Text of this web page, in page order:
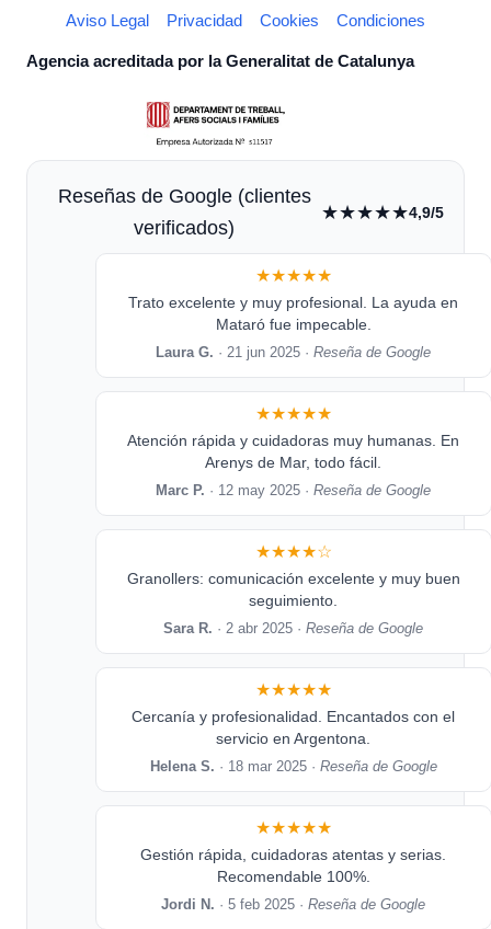
Aviso Legal Privacidad Cookies Condiciones
Agencia acreditada por la Generalitat de Catalunya
Reseñas de Google (clientes
verificados)
★★★★★4,9/5
★★★★★
Trato excelente y muy profesional. La ayuda en
Mataró fue impecable.
Laura G. · 21 jun 2025 ·Reseña de Google
★★★★★
Atención rápida y cuidadoras muy humanas. En
Arenys de Mar, todo fácil.
Marc P. · 12 may 2025 ·Reseña de Google
★★★★☆
Granollers: comunicación excelente y muy buen
seguimiento.
Sara R. · 2 abr 2025 ·Reseña de Google
★★★★★
Cercanía y profesionalidad. Encantados con el
servicio en Argentona.
Helena S. · 18 mar 2025 · Reseña de Google
★★★★★
Gestión rápida, cuidadoras atentas y serias.
Recomendable 100%.
Jordi N. · 5 feb 2025 ·Reseña de Google